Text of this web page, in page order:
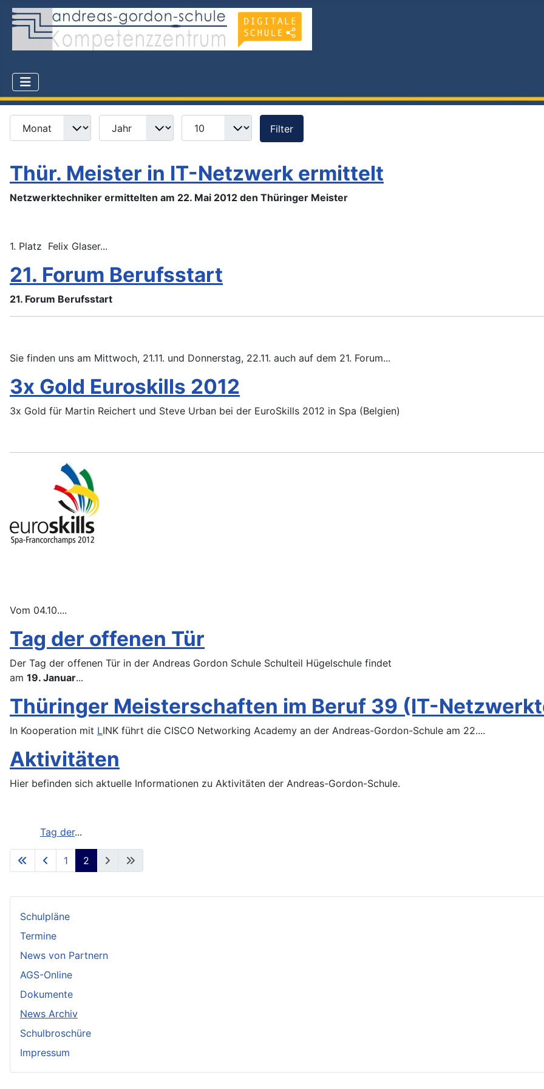
Filter
Monat Jahr Anzeige #
Filter
Thür. Meister in IT-Netzwerk ermittelt
Netzwerktechniker ermittelten am 22. Mai 2012 den Thüringer Meister
1. Platz Felix Glaser...
21. Forum Berufsstart
21. Forum Berufsstart
Sie finden uns am Mittwoch, 21.11. und Donnerstag, 22.11. auch auf dem 21. Forum...
3x Gold Euroskills 2012
3x Gold für Martin Reichert und Steve Urban bei der EuroSkills 2012 in Spa (Belgien)
Vom 04.10....
Tag der offenen Tür
Der Tag der offenen Tür in der Andreas Gordon Schule Schulteil Hügelschule findet
am 19. Januar...
Thüringer Meisterschaften im Beruf 39 (IT-
In Kooperation mit LINK führt die CISCO Networking Academy an der Andreas-Gordon-Schule am 22....
Aktivitäten
Hier befinden sich aktuelle Informationen zu Aktivitäten der Andreas-Gordon-Schule.
Tag der...
1 2
Schulpläne
Termine
News von Partnern
AGS-Online
Dokumente
News Archiv
Schulbroschüre
Impressum